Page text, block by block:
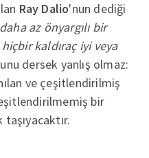
Ray Dalio'nun dediği
az önyargılı bir
kaldıraç iyi veya
dersek yanlış olmaz:
ve çeşitlendirilmiş
bir